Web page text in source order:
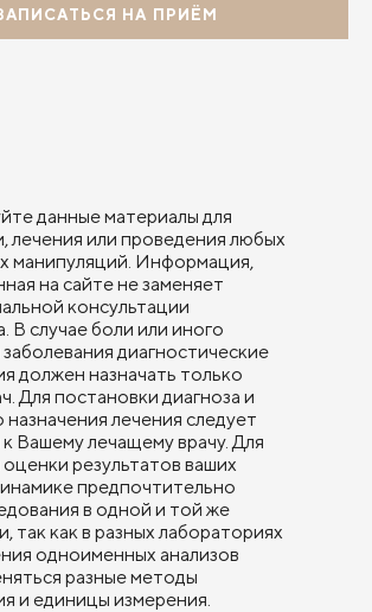
НА ПРИЁМ
данные материалы для
лечения или проведения любых
манипуляций. Информация,
на сайте не заменяет
консультации
В случае боли или иного
диагностические
должен назначать только
Для постановки диагноза и
назначения лечения следует
Вашему лечащему врачу. Для
результатов ваших
предпочтительно
в одной и той же
так как в разных лабораториях
одноименных анализов
разные методы
и единицы измерения.